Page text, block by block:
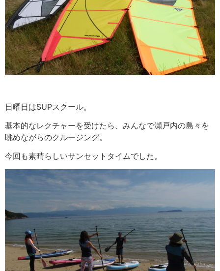
日曜日はSUPスクール。
基本的なレクチャーを受けたら、みんなで瀬戸内の島々を
眺めながらのクルージング。
今回も素晴らしいサンセットタイムでした。